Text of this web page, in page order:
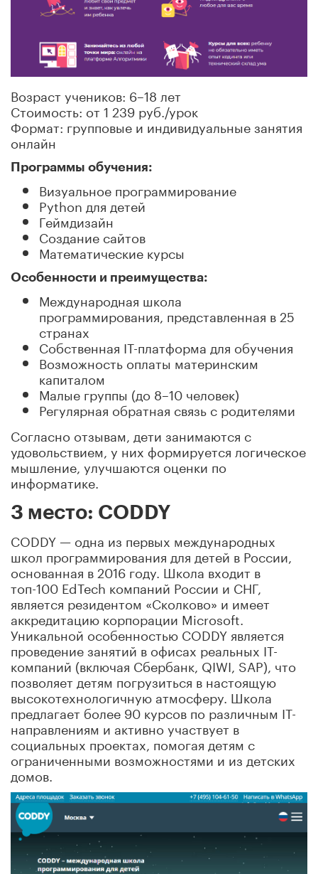
Возраст учеников: 6–18 лет
Стоимость: от 1 239 руб./урок
Формат: групповые и индивидуальные занятия
онлайн
Программы обучения:
Визуальное программирование
Python для детей
Геймдизайн
Создание сайтов
Математические курсы
Особенности и преимущества:
Международная школа
программирования, представленная в 25
странах
Собственная IT-платформа для обучения
Возможность оплаты материнским
капиталом
Малые группы (до 8–10 человек)
Регулярная обратная связь с родителями
Согласно отзывам, дети занимаются с
удовольствием, у них формируется логическое
мышление, улучшаются оценки по
информатике.
3 место: CODDY
CODDY — одна из первых международных
школ программирования для детей в России,
основанная в 2016 году. Школа входит в
топ-100 EdTech компаний России и СНГ,
является резидентом «Сколково» и имеет
аккредитацию корпорации Microsoft.
Уникальной особенностью CODDY является
проведение занятий в офисах реальных IT-
компаний (включая Сбербанк, QIWI, SAP), что
позволяет детям погрузиться в настоящую
высокотехнологичную атмосферу. Школа
предлагает более 90 курсов по различным IT-
направлениям и активно участвует в
социальных проектах, помогая детям с
ограниченными возможностями и из детских
домов.